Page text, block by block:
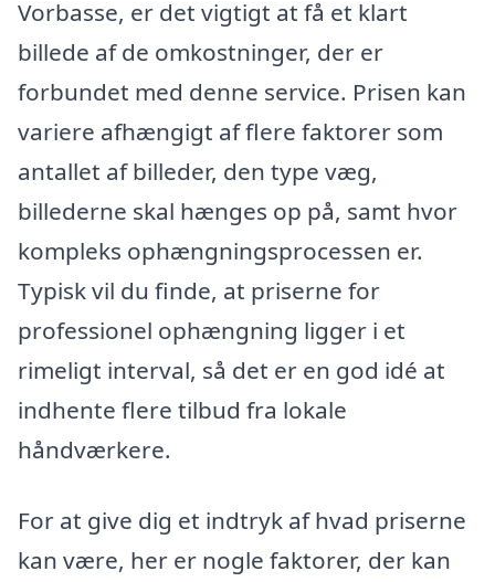
Vorbasse, er det vigtigt at få et klart
billede af de omkostninger, der er
forbundet med denne service. Prisen kan
variere afhængigt af flere faktorer som
antallet af billeder, den type væg,
billederne skal hænges op på, samt hvor
kompleks ophængningsprocessen er.
Typisk vil du finde, at priserne for
professionel ophængning ligger i et
rimeligt interval, så det er en god idé at
indhente flere tilbud fra lokale
håndværkere.
For at give dig et indtryk af hvad priserne
kan være, her er nogle faktorer, der kan